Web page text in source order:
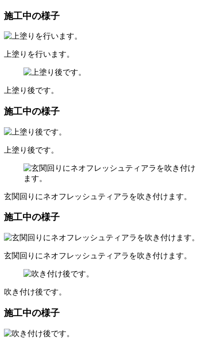
施工中の様子
上塗りを行います。
上塗り後です。
施工中の様子
上塗り後です。
玄関回りにネオフレッシュティアラを吹き付けます。
施工中の様子
玄関回りにネオフレッシュティアラを吹き付けます。
吹き付け後です。
施工中の様子